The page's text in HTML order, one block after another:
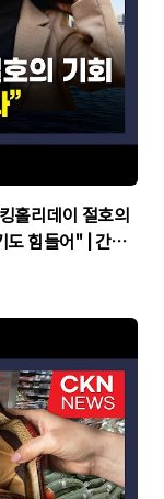
홀리데이 절호의
도 힘들어" | 간추